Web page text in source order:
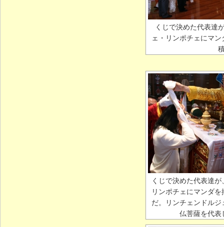
くじで決めた代表達
ェ・リンポチェにマ
くじで決めた代表達
リンポチェにマンダ
だ。リンチェンドル
仏菩薩を代表